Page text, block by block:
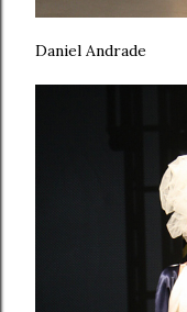
Daniel Andrade